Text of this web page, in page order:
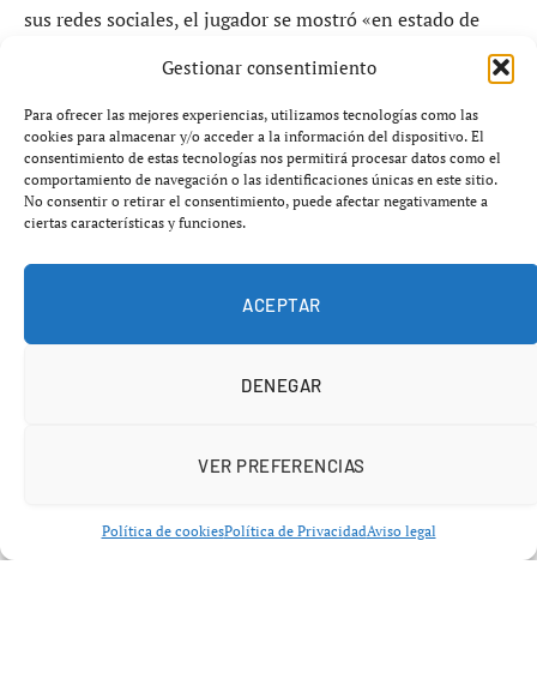
Gestionar consentimiento
Para ofrecer las mejores experiencias, utilizamos tecnologías como las
cookies para almacenar y/o acceder a la información del dispositivo. El
consentimiento de estas tecnologías nos permitirá procesar datos como el
comportamiento de navegación o las identificaciones únicas en este sitio.
No consentir o retirar el consentimiento, puede afectar negativamente a
ciertas características y funciones.
ACEPTAR
DENEGAR
VER PREFERENCIAS
Política de cookiesPolítica de PrivacidadAviso legal
sus redes sociales, el jugador se mostró «en estado de
shock» y con «el alma rota» tras fallar un penalti crucial
El incidente en cuestión ocurrió durante el tiempo
suplementario, cuando Brahim provocó un penalti que
fue estéril en su ejecución. «Asumo toda la
el futbolista, quien fue el máximo goleador del torneo
con cinco goles y un destacado líder del equipo marroquí.
Su fallo ha sido titular en las conversaciones sobre el
partido, que estuvo marcado por la polémica, incluyendo